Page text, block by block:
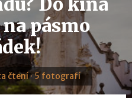
pásmo
čtení · 5 fotografí